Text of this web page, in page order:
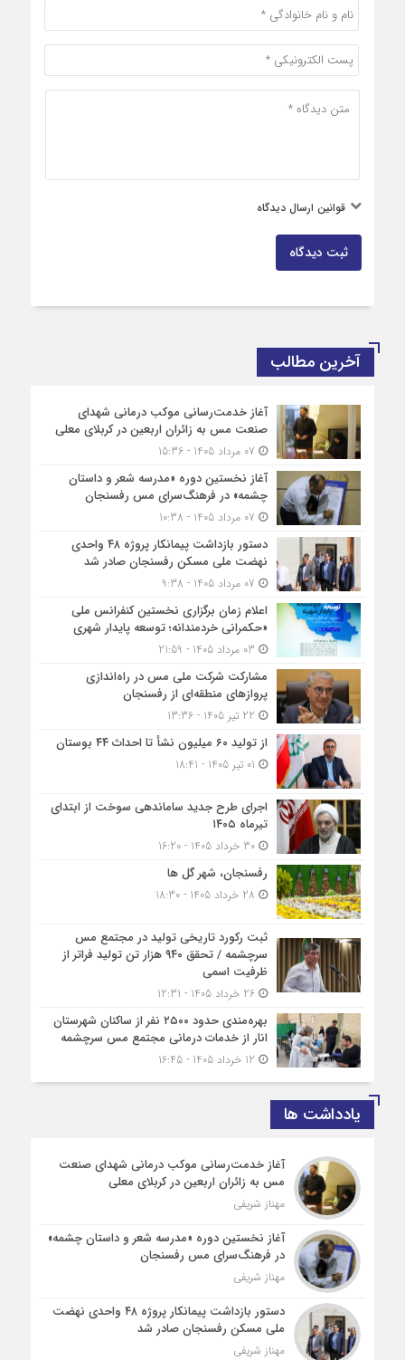
قوانین ارسال دیدگاه
ثبت دیدگاه
آخرین مطالب
آغاز خدمت‌رسانی موکب درمانی شهدای
صنعت مس به زائران اربعین در کربلای معلی
آغاز نخستین دوره «مدرسه شعر و داستان
چشمه» در فرهنگ‌سرای مس رفسنجان
دستور بازداشت پیمانکار پروژه ۴۸ واحدی
نهضت ملی مسکن رفسنجان صادر شد
اعلام زمان برگزاری نخستین کنفرانس ملی
«حکمرانی خردمندانه؛ توسعه پایدار شهری
مشارکت شرکت ملی مس در راه‌اندازی
پروازهای منطقه‌ای از رفسنجان
از تولید ۶۰ میلیون نشأ تا احداث ۴۴ بوستان
اجرای طرح جدید ساماندهی سوخت از ابتدای
تیرماه ۱۴۰۵
30 خرداد 1405 - 16:20
رفسنجان، شهر گل ها
ثبت رکورد تاریخی تولید در مجتمع مس
سرچشمه / تحقق ۹۴۰ هزار تن تولید فراتر از
ظرفیت اسمی
26 خرداد 1405 - 12:31
بهره‌مندی حدود ۲۵۰۰‌ نفر از ساکنان شهرستان
انار از خدمات درمانی مجتمع مس سرچشمه
یادداشت ها
آغاز خدمت‌رسانی موکب درمانی شهدای صنعت
مس به زائران اربعین در کربلای معلی
مهناز شریفی
آغاز نخستین دوره «مدرسه شعر و داستان چشمه»
در فرهنگ‌سرای مس رفسنجان
مهناز شریفی
دستور بازداشت پیمانکار پروژه ۴۸ واحدی نهضت
ملی مسکن رفسنجان صادر شد
مهناز شریفی